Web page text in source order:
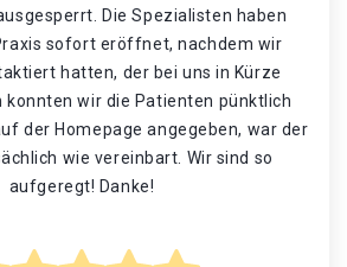
Die Spezialisten haben
sofort eröffnet, nachdem wir
hatten, der bei uns in Kürze
konnten wir die Patienten pünktlich
der Homepage angegeben, war der
wie vereinbart. Wir sind so
aufgeregt! Danke!